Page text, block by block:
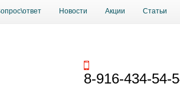
Новости Акции Статьи
8-916-434-54-